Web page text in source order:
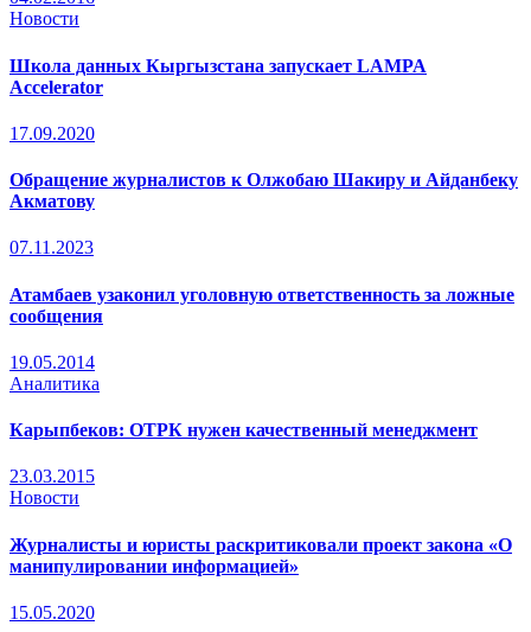
Новости
Школа данных Кыргызстана запускает LAMPA
Accelerator
17.09.2020
Обращение журналистов к Олжобаю Шакиру и Айданбеку
Акматову
07.11.2023
Атамбаев узаконил уголовную ответственность за ложные
сообщения
19.05.2014
Аналитика
Карыпбеков: ОТРК нужен качественный менеджмент
23.03.2015
Новости
Журналисты и юристы раскритиковали проект закона «О
манипулировании информацией»
15.05.2020